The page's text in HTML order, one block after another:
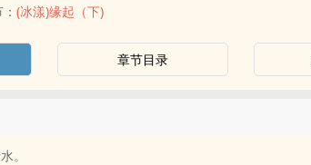
(冰漾)缘起（下)
章节目录
。